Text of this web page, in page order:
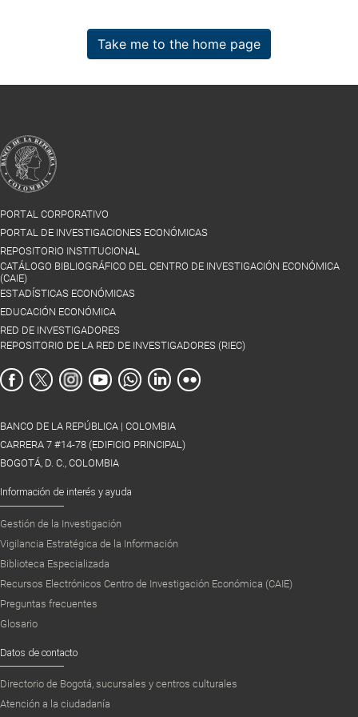
Take me to the home page
PORTAL CORPORATIVO
PORTAL DE INVESTIGACIONES ECONÓMICAS
REPOSITORIO INSTITUCIONAL
CATÁLOGO BIBLIOGRÁFICO DEL CENTRO DE INVESTIGACIÓN ECONÓMICA
(CAIE)
ESTADÍSTICAS ECONÓMICAS
EDUCACIÓN ECONÓMICA
RED DE INVESTIGADORES
REPOSITORIO DE LA RED DE INVESTIGADORES (RIEC)
BANCO DE LA REPÚBLICA | COLOMBIA
CARRERA 7 #14-78 (EDIFICIO PRINCIPAL)
BOGOTÁ, D. C., COLOMBIA
Información de interés y ayuda
Gestión de la Investigación
Vigilancia Estratégica de la Información
Biblioteca Especializada
Recursos Electrónicos Centro de Investigación Económica (CAIE)
Preguntas frecuentes
Glosario
Datos de contacto
Directorio de Bogotá, sucursales y centros culturales
Atención a la ciudadanía